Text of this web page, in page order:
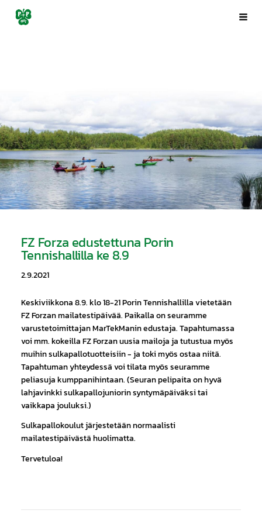
Siirry
sivun
Porin Pyrintö ry
FZ Forza edustettuna Porin
Tennishallilla ke 8.9
2.9.2021
Keskiviikkona 8.9. klo 18-21 Porin Tennishallilla vietetään
FZ Forzan mailatestipäivää. Paikalla on seuramme
varustetoimittajan MarTekManin edustaja. Tapahtumassa
voi mm. kokeilla FZ Forzan uusia mailoja ja tutustua myös
muihin sulkapallotuotteisiin - ja toki myös ostaa niitä.
Tapahtuman yhteydessä voi tilata myös seuramme
peliasuja kumppanihintaan. (Seuran pelipaita on hyvä
lahjavinkki sulkapallojuniorin syntymäpäiväksi tai
vaikkapa jouluksi.)
Sulkapallokoulut järjestetään normaalisti
mailatestipäivästä huolimatta.
Tervetuloa!